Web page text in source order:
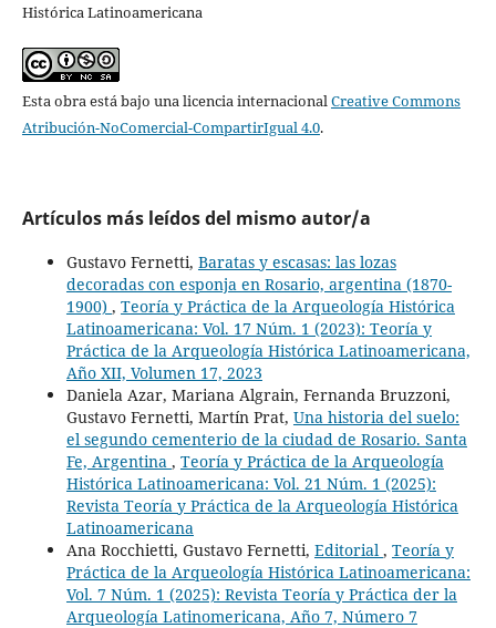
Histórica Latinoamericana
Esta obra está bajo una licencia internacionalCreative Commons
Atribución-NoComercial-CompartirIgual 4.0.
Artículos más leídos del mismo autor/a
Gustavo Fernetti, Baratas y escasas: las lozas
decoradas con esponja en Rosario, argentina (1870-
1900) , Teoría y Práctica de la Arqueología Histórica
Latinoamericana: Vol. 17 Núm. 1 (2023): Teoría y
Práctica de la Arqueología Histórica Latinoamericana,
Año XII, Volumen 17, 2023
Daniela Azar, Mariana Algrain, Fernanda Bruzzoni,
Gustavo Fernetti, Martín Prat, Una historia del suelo:
el segundo cementerio de la ciudad de Rosario. Santa
Fe, Argentina , Teoría y Práctica de la Arqueología
Histórica Latinoamericana: Vol. 21 Núm. 1 (2025):
Revista Teoría y Práctica de la Arqueología Histórica
Latinoamericana
Ana Rocchietti, Gustavo Fernetti, Editorial , Teoría y
Práctica de la Arqueología Histórica Latinoamericana:
Vol. 7 Núm. 1 (2025): Revista Teoría y Práctica der la
Arqueología Latinomericana, Año 7, Número 7